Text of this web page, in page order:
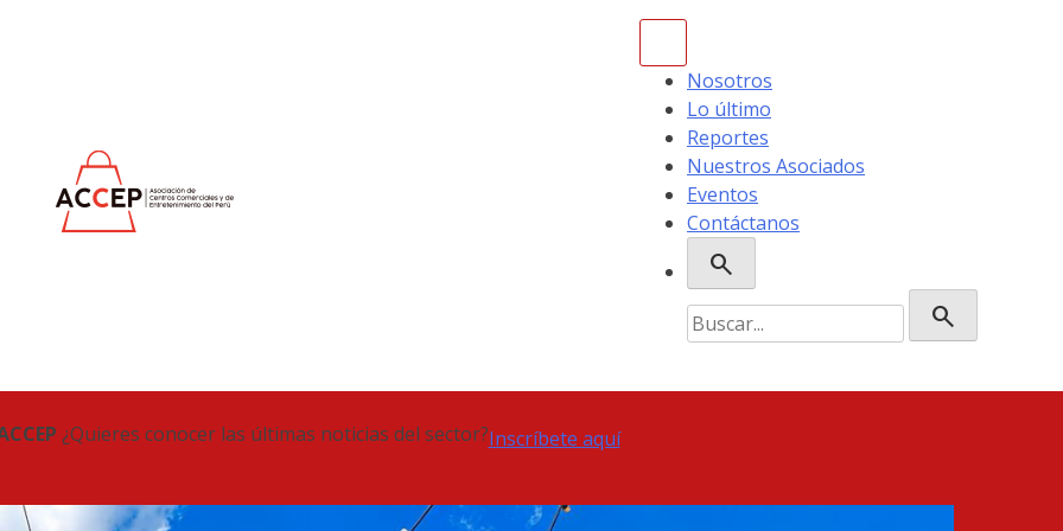
Nosotros
Lo último
Reportes
Nuestros Asociados
Eventos
Contáctanos
search
Buscar: search
¿Quieres conocer las últimas noticias del sector?Inscríbete aquí